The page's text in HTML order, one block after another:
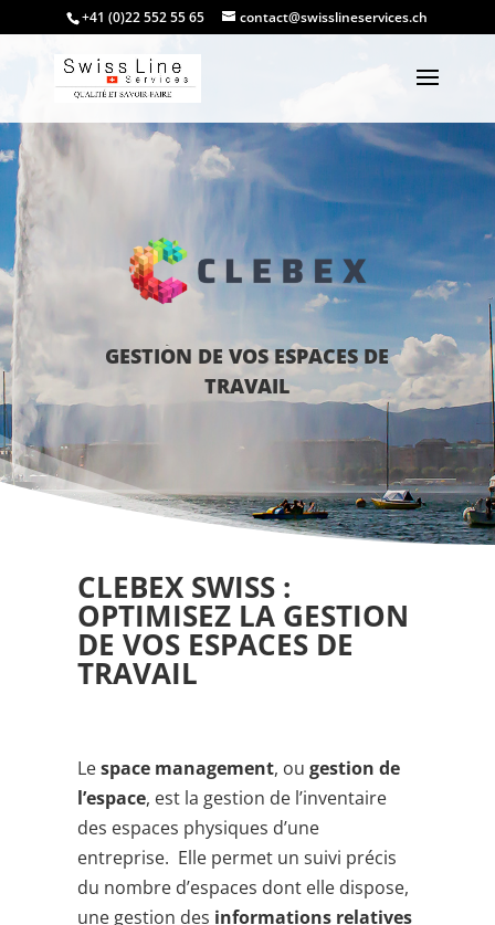
+41 (0)22 552 55 65 contact@swisslineservices.ch
GESTION DE VOS ESPACES DE
TRAVAIL
CLEBEX SWISS :
OPTIMISEZ LA GESTION
DE VOS ESPACES DE
TRAVAIL
Lespace management, ou gestion de
l’espace, est la gestion de l’inventaire
des espaces physiques d’une
entreprise. Elle permet un suivi précis
du nombre d’espaces dont elle dispose,
une gestion des informations relatives